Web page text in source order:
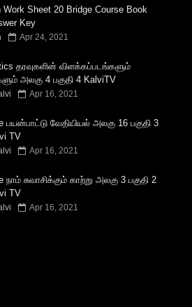
Work Sheet 20 Bridge Course Book
Key
Apr 24, 2021
தரவுகளின் விளக்கப்படங்களும்
அலகு 4 பகுதி 4 KalviTV
Apr 16, 2021
பயன்பாட்டு வேதியியல் அலகு 16 பகுதி 3
TV
Apr 16, 2021
நாம் சுவாசிக்கும் காற்று அலகு 3 பகுதி 2
TV
Apr 16, 2021